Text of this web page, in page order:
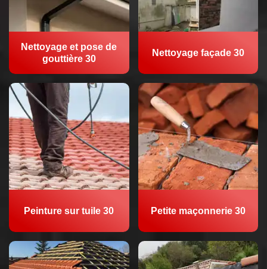
Nettoyage et pose de
gouttière 30
Nettoyage façade 30
Peinture sur tuile 30 Petite maçonnerie 30